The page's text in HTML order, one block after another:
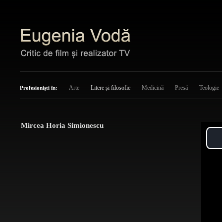
Profesioniști în: Arte Litere și filosofie Medicină Presă Teologie
Mircea Horia Simionescu